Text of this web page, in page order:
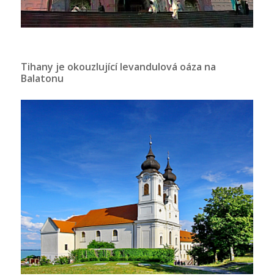
Tihany je okouzlující levandulová oáza na
Balatonu